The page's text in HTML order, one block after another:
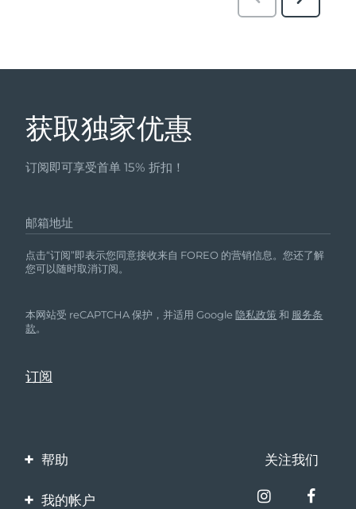
获取独家优惠
订阅即可享受首单 15% 折扣！
邮箱地址
点击“订阅”即表示您同意接收来自 FOREO 的营销信息。您还了解
您可以随时取消订阅。
本网站受 reCAPTCHA 保护，并适用 Google隐私政策 和 服务条
款。
帮助
联系我们
关注我们
我的帐户